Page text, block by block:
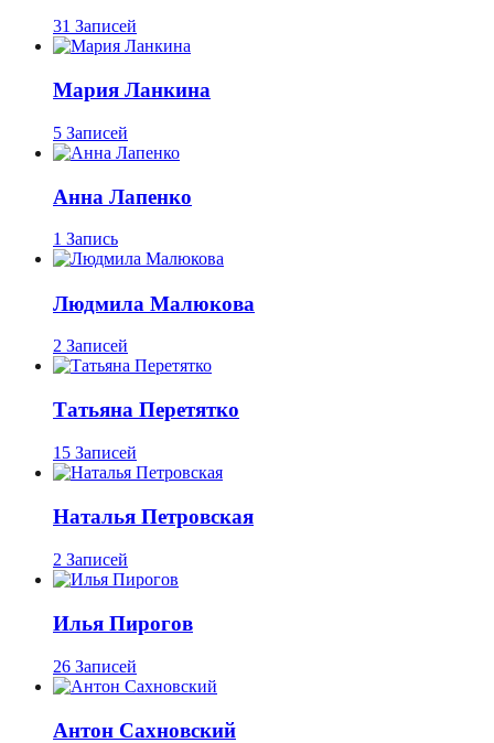
31 Записей
Мария Ланкина
5 Записей
Анна Лапенко
1 Запись
Людмила Малюкова
2 Записей
Татьяна Перетятко
15 Записей
Наталья Петровская
2 Записей
Илья Пирогов
26 Записей
Антон Сахновский